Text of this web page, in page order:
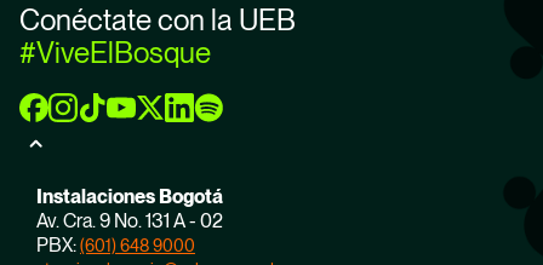
Conéctate con la UEB
#ViveElBosque
Instalaciones Bogotá
Av. Cra. 9 No. 131 A - 02
PBX:(601) 648 9000